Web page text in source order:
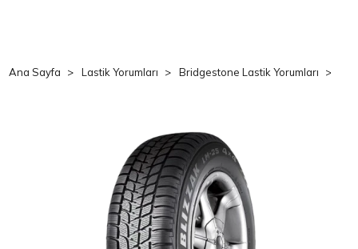
Ana Sayfa Lastik Yorumları Bridgestone Lastik Yorumları